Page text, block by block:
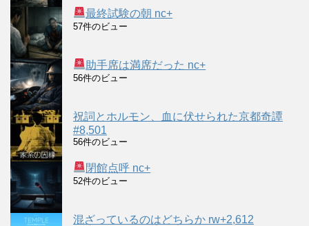
最終試験の朝 nc+
57件のビュー
助手席は満席だった nc+
56件のビュー
祝詞とホルモン、血に伏せられた京都奇譚
#8,501
56件のビュー
閉館点呼 nc+
52件のビュー
混ざっているのはどちらか rw+2,612